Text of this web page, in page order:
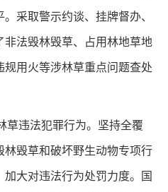
采取警示约谈、挂牌督办、
法毁林毁草、占用林地草地
用火等涉林草重点问题查处
草违法犯罪行为。坚持全覆
毁草和破坏野生动物专项行
大对违法行为处罚力度。国